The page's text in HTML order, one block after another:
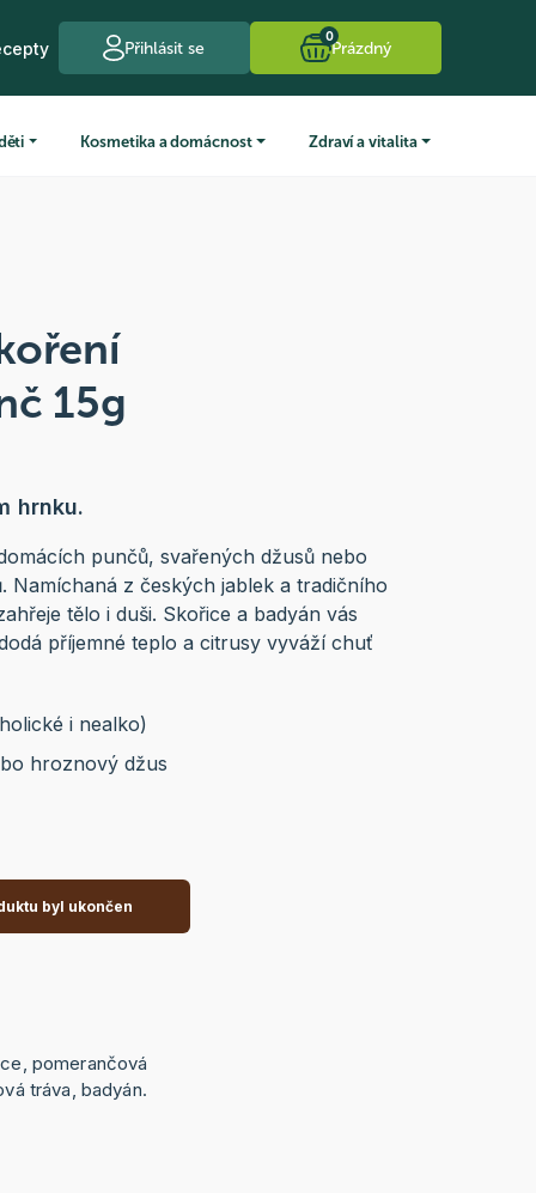
Přihlásit se
0
Prázdný
Kosmetika a domácnost Zdraví a vitalita
15g
hrnku.
punčů, svařených džusů nebo
Namíchaná z českých jablek a tradičního
tělo i duši. Skořice a badyán vás
příjemné teplo a citrusy vyváží chuť
i nealko)
hroznový džus
byl ukončen
pomerančová
tráva, badyán.